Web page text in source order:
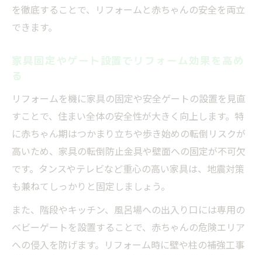
を徹底することで、リフォームと赤ちゃんの安全を両立
できます。
家具固定やゲート設置でリフォーム効果を高め
る
リフォームを機に家具の固定や安全ゲートの設置を見直
すことで、住まい全体の安全性が大きく向上します。特
に赤ちゃん期はつかまり立ちや歩き始めの転倒リスクが
高いため、家具の転倒防止金具や壁面への固定が不可欠
です。タンスやテレビなど重心の高い家具は、地震対策
も兼ねてしっかりと固定しましょう。
また、階段やキッチン、風呂場への出入り口には専用の
ベビーゲートを設置することで、赤ちゃんの危険エリア
への侵入を防げます。リフォーム時に壁や柱の補強工事